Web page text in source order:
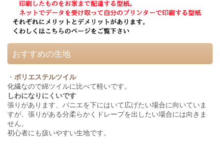
おすすめの生地
・ ポリエステルツイル
化繊なので綿ツイルに比べて軽いです。
しわになりにくいです
張りがあります、パニエを下にはいて広げたい場合に向いていま
すが、張りがある分柔らかくドレープを出したい場合には向きま
せん。
初心者にも扱いやすい生地です。